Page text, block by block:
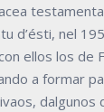
d’ésti, nel
ellos los de
a formar
dalgunos